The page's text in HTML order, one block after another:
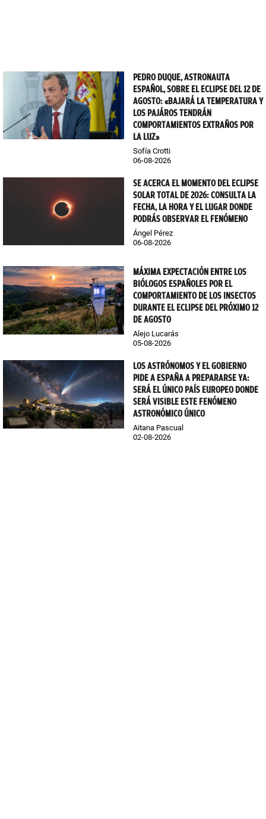
PEDRO DUQUE, ASTRONAUTA
ESPAÑOL, SOBRE EL ECLIPSE DEL 12 DE
AGOSTO: «BAJARÁ LA TEMPERATURA Y
LOS PAJÁROS TENDRÁN
COMPORTAMIENTOS EXTRAÑOS POR
LA LUZ»
Sofía Crotti
06-08-2026
SE ACERCA EL MOMENTO DEL ECLIPSE
SOLAR TOTAL DE 2026: CONSULTA LA
FECHA, LA HORA Y EL LUGAR DONDE
PODRÁS OBSERVAR EL FENÓMENO
Ángel Pérez
06-08-2026
MÁXIMA EXPECTACIÓN ENTRE LOS
BIÓLOGOS ESPAÑOLES POR EL
COMPORTAMIENTO DE LOS INSECTOS
DURANTE EL ECLIPSE DEL PRÓXIMO 12
DE AGOSTO
Alejo Lucarás
05-08-2026
LOS ASTRÓNOMOS Y EL GOBIERNO
PIDE A ESPAÑA A PREPARARSE YA:
SERÁ EL ÚNICO PAÍS EUROPEO DONDE
SERÁ VISIBLE ESTE FENÓMENO
ASTRONÓMICO ÚNICO
Aitana Pascual
02-08-2026